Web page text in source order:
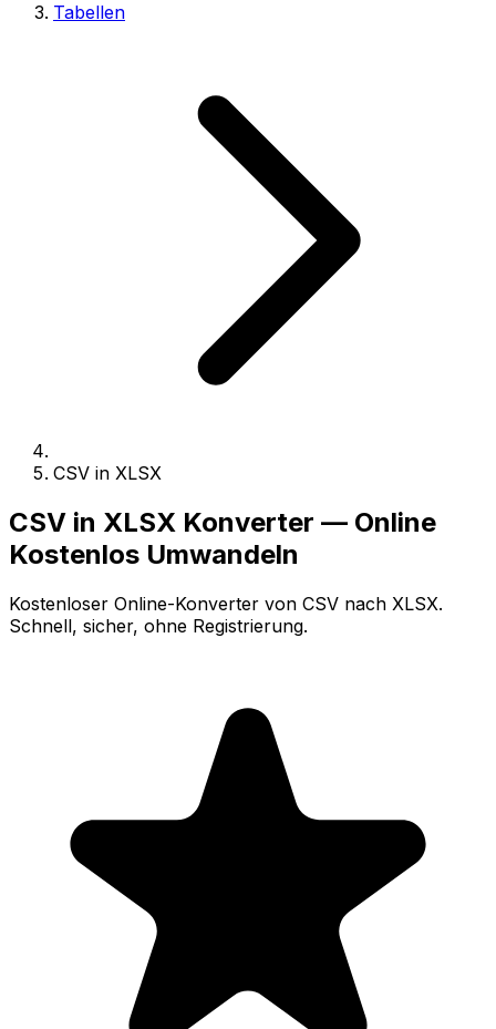
Tabellen
CSV in XLSX
CSV in XLSX Konverter — Online
Kostenlos Umwandeln
Kostenloser Online-Konverter von CSV nach XLSX.
Schnell, sicher, ohne Registrierung.